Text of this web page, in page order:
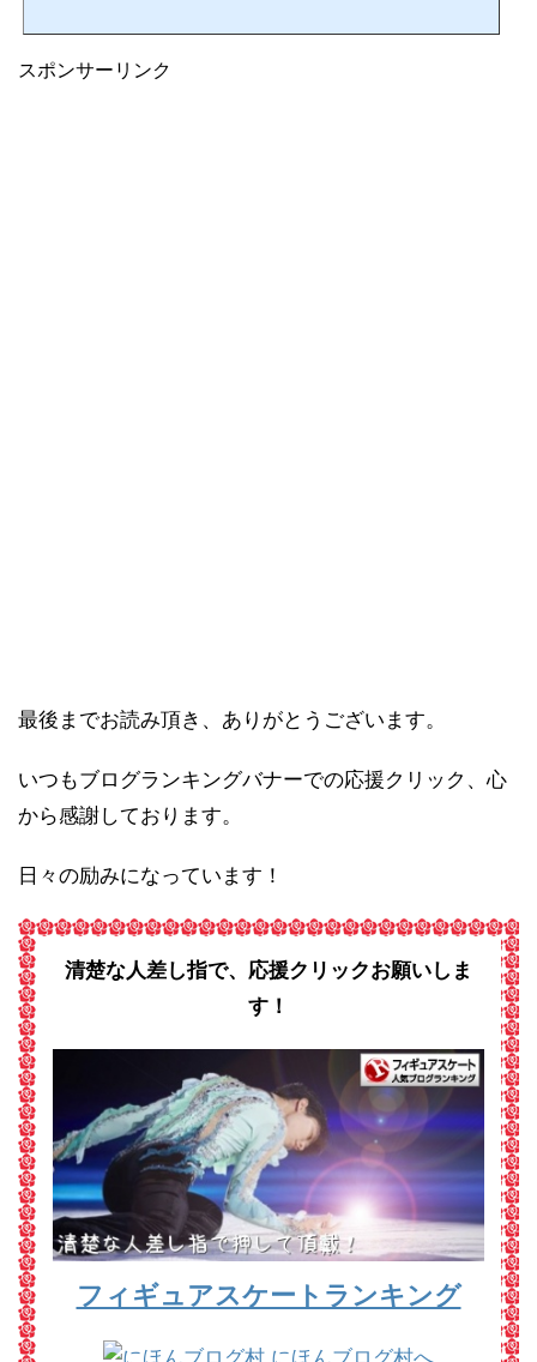
スポンサーリンク
最後までお読み頂き、ありがとうございます。
いつもブログランキングバナーでの応援クリック、心
から感謝しております。
日々の励みになっています！
清楚な人差し指で、応援クリックお願いしま
す！
フィギュアスケートランキング